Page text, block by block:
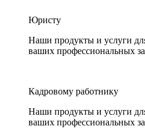
Юристу
Наши продукты и услуги
ваших профессиональных
Кадровому работнику
Наши продукты и услуги
ваших профессиональных